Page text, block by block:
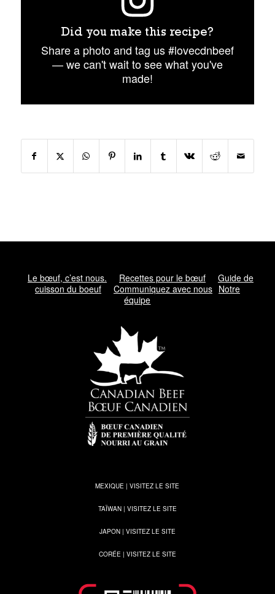
Did you make this recipe?
Share a photo and tag us #lovecdnbeef
— we can't wait to see what you've
made!
Le bœuf, c’est nous. Recettes pour le bœuf
Guide de
cuisson du boeuf
Communiquez avec nous Notre
équipe
MEXIQUE | VISITEZ LE SITE
TAÏWAN | VISITEZ LE SITE
JAPON | VISITEZ LE SITE
CORÉE | VISITEZ LE SITE